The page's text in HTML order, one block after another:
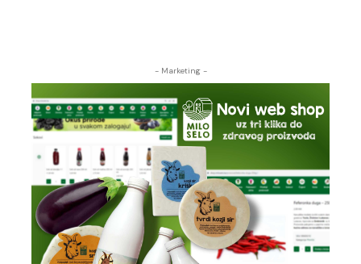
- Marketing -